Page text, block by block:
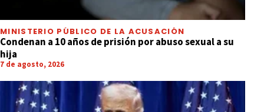
MINISTERIO PÚBLICO DE LA ACUSACIÓN
Condenan a 10 años de prisión por abuso sexual a su
hija
7 de agosto, 2026